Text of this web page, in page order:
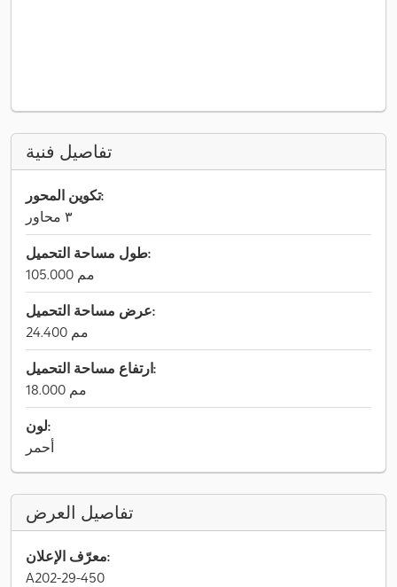
تفاصيل فنية
تكوين المحور:
٣ محاور
طول مساحة التحميل:
105.000 مم
عرض مساحة التحميل:
24.400 مم
ارتفاع مساحة التحميل:
18.000 مم
لون:
أحمر
تفاصيل العرض
معرّف الإعلان:
A202-29-450